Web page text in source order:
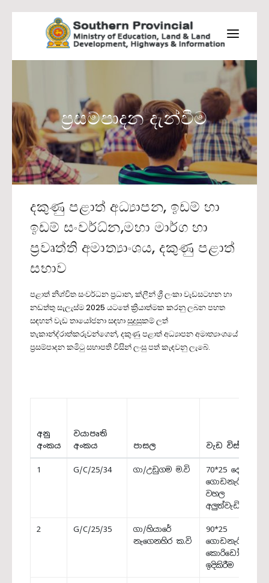
INFORMATION
GALLERY
DOWNLOADS
GRIEVANCE
DIVISIONS
ප්‍රසම්පාදන දැන්වීම
දකුණු පළාත් අධ්‍යාපන, ඉඩම් හා
ඉඩම් සංවර්ධ්‍න,මහා මාර්ග හා
ප්‍රවෘත්ති අමාත්‍යාංශය, දකුණු පළාත්
සභාව
පළාත් නිශ්චිත සංවර්ධන ප්‍රධාන, ක්ලීන් ශ්‍රී ලංකා වැඩසටහන හා
නඩත්තු සැලැස්ම 2025 යටතේ ක්‍රියාත්මක කරනු ලබන පහත
සඳහන් වැඩ තායෝජනා සඳහා සුදුසුකම් ලත්
තැකාන්ද්රාත්කරුවන්ගෙන්, දකුණු පළාත් අධ්‍යාපන අමාත්‍යාංශයේ
ප්‍රසම්පාදන කමිටු සභාපති විසින් ලංසු පත් කැඳවනු ලැබේ.
අනු
අංකය
වයාපෘති
අංකය
පාසල වැඩ විස්තරය
1 G/C/25/34 ගා/උඩුගම ම.වි
70*25 දෙමහල්
ගොඩනැගිල්ලේ
වහල
අලුත්වැඩියාව
2 G/C/25/35
ගා/හියාරේ
නැගෙනහිර ක.වි
90*25
ගොඩනැගිල්ලේ
කොරිඩෝව
ඉදිකිරීම